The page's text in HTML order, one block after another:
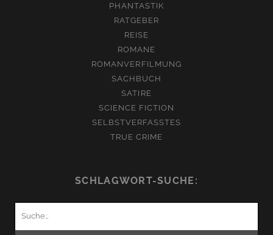
PHANTASTIK
RATGEBER
REISE
ROMANE
ROMANVERFILMUNG
SACHBUCH
SATIRE
SCIENCE FICTION
SELBSTVERFASSTES
TRUE CRIME
SCHLAGWORT-SUCHE: